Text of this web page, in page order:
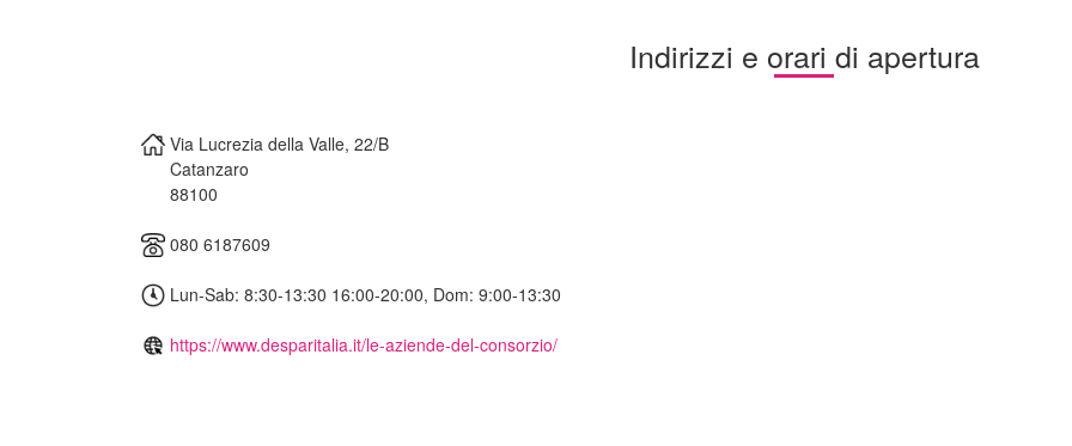
Indirizzi e orari di apertura
Via Lucrezia della Valle, 22/B
Catanzaro
88100
080 6187609
Lun-Sab: 8:30-13:30 16:00-20:00, Dom: 9:00-13:30
https://www.desparitalia.it/le-aziende-del-consorzio/